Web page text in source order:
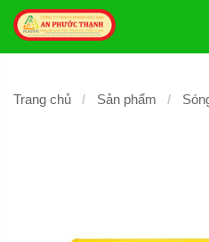
Trang chủ Sản phẩm